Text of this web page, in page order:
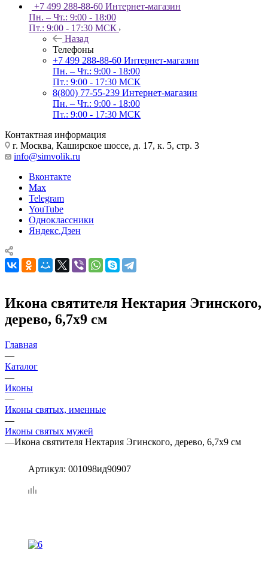
+7 499 288-88-60 Интернет-магазин
Пн. – Чт.: 9:00 - 18:00
Пт.: 9:00 - 17:30 МСК
Назад
Телефоны
+7 499 288-88-60 Интернет-магазин
Пн. – Чт.: 9:00 - 18:00
Пт.: 9:00 - 17:30 МСК
8(800) 77-55-239 Интернет-магазин
Пн. – Чт.: 9:00 - 18:00
Пт.: 9:00 - 17:30 МСК
Контактная информация
г. Москва, Каширское шоссе, д. 17, к. 5, стр. 3
info@simvolik.ru
Вконтакте
Max
Telegram
YouTube
Одноклассники
Яндекс.Дзен
Икона святителя Нектария Эгинского,
дерево, 6,7х9 см
Главная
—
Каталог
—
Иконы
—
Иконы святых, именные
—
Иконы святых мужей
—Икона святителя Нектария Эгинского, дерево, 6,7х9 см
Артикул: 001098ид90907